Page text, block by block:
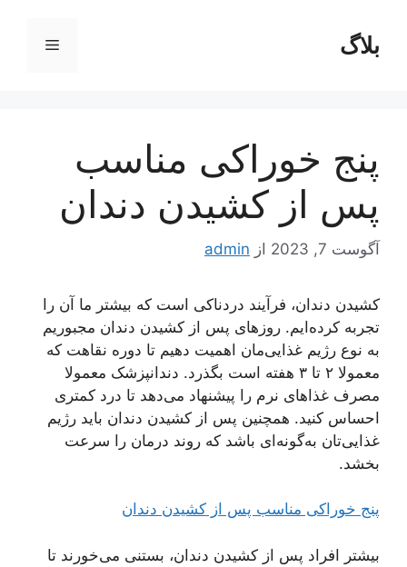
محتوابلاگ فهرست
پنج خوراکی مناسب
پس از کشیدن دندان
آگوست 7, 2023 از admin
کشیدن دندان، فرآیند دردناکی است که بیشتر ما آن را
تجربه کرده‌ایم. روز‌های پس از کشیدن دندان مجبوریم
به نوع رژیم غذایی‌مان اهمیت دهیم تا دوره نقاهت که
معمولا ۲ تا ۳ هفته است بگذرد. دندانپزشک معمولا
مصرف غذا‌های نرم را پیشنهاد می‌دهد تا درد کمتری
احساس کنید. همچنین پس از کشیدن دندان باید رژیم
غذایی‌تان به‌گونه‌ای باشد که روند درمان را سرعت
بخشد.
پنج خوراکی مناسب پس از کشیدن دندان
بیشتر افراد پس از کشیدن دندان، بستنی می‌خورند تا